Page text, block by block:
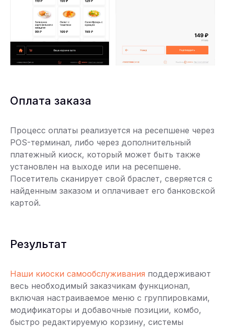
Оплата заказа
Процесс оплаты реализуется на ресепшене через
POS-терминал, либо через дополнительный
платежный киоск, который может быть также
установлен на выходе или на ресепшене.
Посетитель сканирует свой браслет, сверяется с
найденным заказом и оплачивает его банковской
картой.
Результат
Наши киоски самообслуживания поддерживают
весь необходимый заказчикам функционал,
включая настраиваемое меню с группировками,
модификаторы и добавочные позиции, комбо,
быстро редактируемую корзину, системы